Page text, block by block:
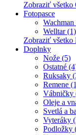
Zobraziť všetko
Fotopasce
Wachman
Welltar (1)
Zobraziť všetko
Doplnky
Nože (5)
Ostatné
Ruksaky
Remene
Vábničky
Oleje a
Svetlá a
Vyteráky
Podložky